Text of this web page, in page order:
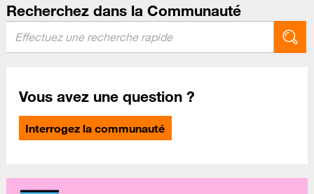
Recherchez dans la Communauté
Vous avez une question ?
Interrogez la communauté